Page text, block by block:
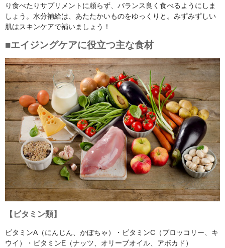
り食べたりサプリメントに頼らず、バランス良く食べるようにしま
しょう。水分補給は、あたたかいものをゆっくりと。みずみずしい
肌はスキンケアで補いましょう！
■エイジングケアに役立つ主な食材
【ビタミン類】
ビタミンA（にんじん、かぼちゃ）・ビタミンC（ブロッコリー、キ
ウイ）・ビタミンE（ナッツ、オリーブオイル、アボカド）